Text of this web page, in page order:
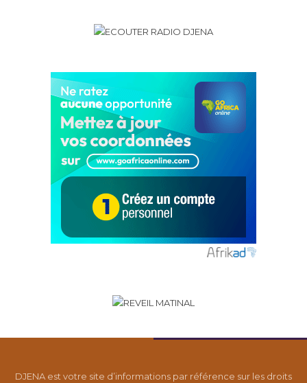
DJENA est votre site d’informations par référence sur les droits